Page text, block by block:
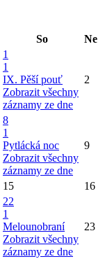
So Ne
1
1
IX. Pěší pouť
Zobrazit všechny
záznamy ze dne
2
8
1
Pytlácká noc
Zobrazit všechny
záznamy ze dne
9
15 16
22
1
Melounobraní
Zobrazit všechny
záznamy ze dne
23